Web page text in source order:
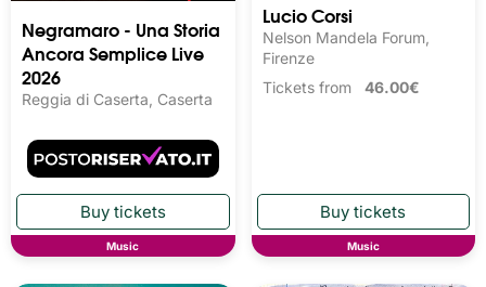
Negramaro - Una Storia
Ancora Semplice Live
2026
Reggia di Caserta, Caserta
Music
Lucio Corsi
Nelson Mandela Forum,
Firenze
Tickets from 46.00€
Music